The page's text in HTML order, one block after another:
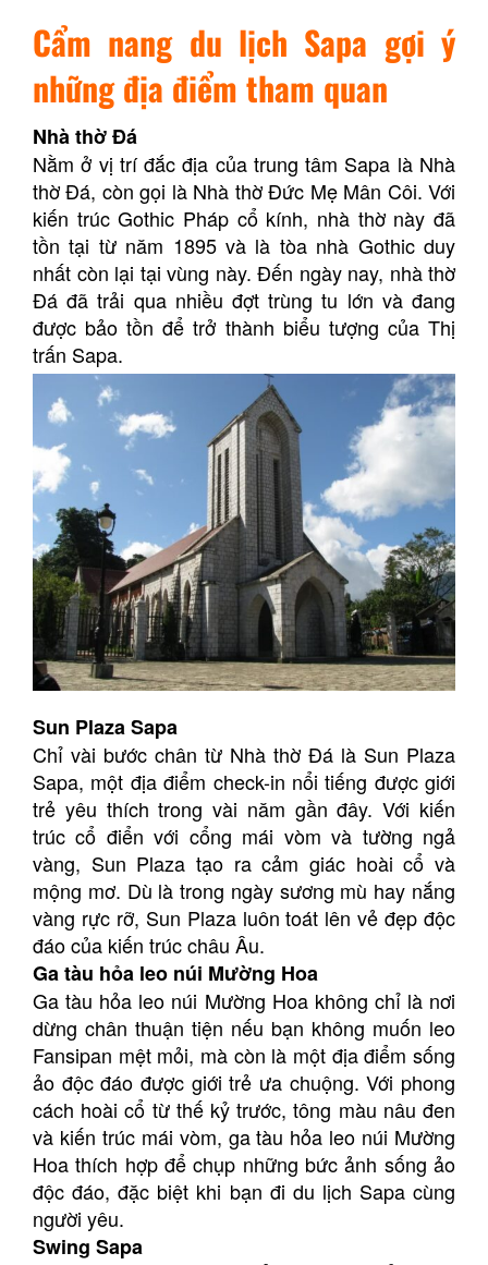
Cẩm nang du lịch Sapa gợi ý
những địa điểm tham quan
Nhà thờ Đá
Nằm ở vị trí đắc địa của trung tâm Sapa là Nhà
thờ Đá, còn gọi là Nhà thờ Đức Mẹ Mân Côi. Với
kiến trúc Gothic Pháp cổ kính, nhà thờ này đã
tồn tại từ năm 1895 và là tòa nhà Gothic duy
nhất còn lại tại vùng này. Đến ngày nay, nhà thờ
Đá đã trải qua nhiều đợt trùng tu lớn và đang
được bảo tồn để trở thành biểu tượng của Thị
trấn Sapa.
Sun Plaza Sapa
Chỉ vài bước chân từ Nhà thờ Đá là Sun Plaza
Sapa, một địa điểm check-in nổi tiếng được giới
trẻ yêu thích trong vài năm gần đây. Với kiến
trúc cổ điển với cổng mái vòm và tường ngả
vàng, Sun Plaza tạo ra cảm giác hoài cổ và
mộng mơ. Dù là trong ngày sương mù hay nắng
vàng rực rỡ, Sun Plaza luôn toát lên vẻ đẹp độc
đáo của kiến trúc châu Âu.
Ga tàu hỏa leo núi Mường Hoa
Ga tàu hỏa leo núi Mường Hoa không chỉ là nơi
dừng chân thuận tiện nếu bạn không muốn leo
Fansipan mệt mỏi, mà còn là một địa điểm sống
ảo độc đáo được giới trẻ ưa chuộng. Với phong
cách hoài cổ từ thế kỷ trước, tông màu nâu đen
và kiến trúc mái vòm, ga tàu hỏa leo núi Mường
Hoa thích hợp để chụp những bức ảnh sống ảo
độc đáo, đặc biệt khi bạn đi du lịch Sapa cùng
người yêu.
Swing Sapa